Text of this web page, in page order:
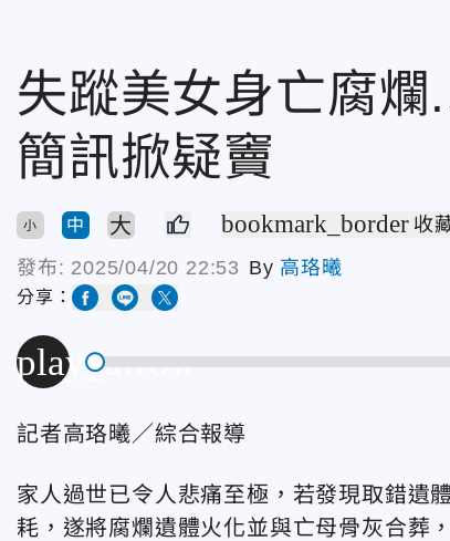
失蹤美女身亡腐
簡訊掀疑竇
小 中 大 bookmark_border 收
發布: 2025/04/20 22:53 By 高珞曦
分享：
play_arrow
記者高珞曦／綜合報導
家人過世已令人悲痛至極，若發現取錯遺
耗，遂將腐爛遺體火化並與亡母骨灰合葬